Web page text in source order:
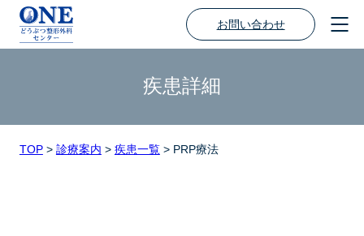
お問い合わせ
疾患詳細
TOP> 診療案内 > 疾患一覧> PRP療法